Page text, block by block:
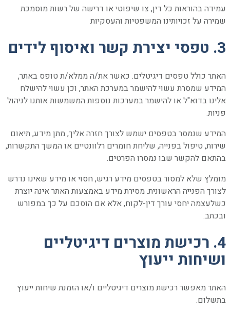
עמידה בהוראות כל דין, צו שיפוטי או דרישה של רשות מוסמכת
שמירה על זכויותינו המשפטיות והעסקיות
3. טפסי יצירת קשר ואיסוף לידים
האתר כולל טפסים דיגיטלים. כאשר את/ה ממלא/ת טופס באתר,
המידע שמסרת עשוי להישמר במערכת האתר, וכן עשוי להישלח
אלינו בדוא"ל או להישמר במערכות נוספות המשמשות אותנו לניהול
פניות.
המידע שנמסר בטפסים ישמש לצורך חזרה אליך, מתן מידע, תיאום
שירות, טיפול בפנייה, שליחת חומרים רלוונטיים או המשך התקשרות,
בהתאם להקשר שבו נמסרו הפרטים.
מומלץ שלא למסור בטפסים מידע רגיש, חסוי או מידע שאינו נדרש
לצורך הפנייה הראשונית. מסירת מידע באמצעות האתר אינה יוצרת
כשלעצמה יחסי עורך דין-לקוח, אלא אם הוסכם על כך במפורש
ובכתב.
4. רכישת מוצרים דיגיטליים
ושיחות ייעוץ
האתר מאפשר רכישת מוצרים דיגיטליים ו/או הזמנת שיחות ייעוץ
בתשלום.